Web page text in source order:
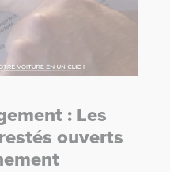
: Les
ouverts